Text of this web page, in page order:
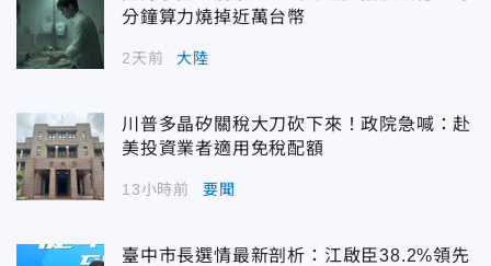
分鐘算力燒掉近萬台幣
2天前 大陸
川普多晶矽關稅大刀砍下來！政院急喊：赴
美投資業者適用免稅配額
13小時前 要聞
臺中市長選情最新剖析：江啟臣38.2%領先